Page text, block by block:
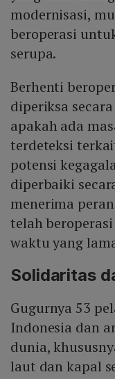
modernisasi,
beroperasi
serupa.
Berhenti
diperiksa
apakah ada
terdeteksi
potensi
diperbaiki
menerima
telah
waktu yang
Solidaritas
Gugurnya 53
Indonesia dan
dunia,
laut dan kapal